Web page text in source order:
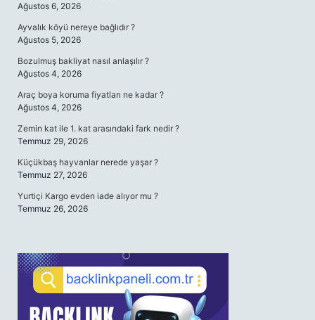
Ağustos 6, 2026
Ayvalık köyü nereye bağlıdır ?
Ağustos 5, 2026
Bozulmuş bakliyat nasıl anlaşılır ?
Ağustos 4, 2026
Araç boya koruma fiyatları ne kadar ?
Ağustos 4, 2026
Zemin kat ile 1. kat arasındaki fark nedir ?
Temmuz 29, 2026
Küçükbaş hayvanlar nerede yaşar ?
Temmuz 27, 2026
Yurtiçi Kargo evden iade alıyor mu ?
Temmuz 26, 2026